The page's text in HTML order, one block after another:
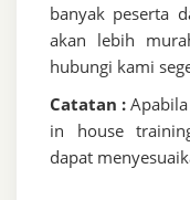
banyak peserta
akan lebih
hubungi kami
Catatan :
in house
dapat